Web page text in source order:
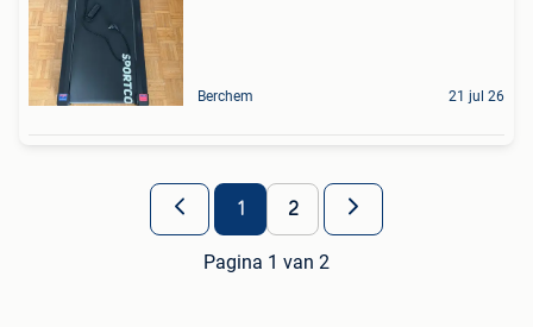
Berchem 21 jul 26
1 2
Pagina 1 van 2